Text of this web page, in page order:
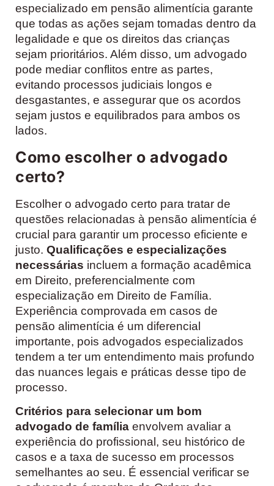
especializado em pensão alimentícia garante
que todas as ações sejam tomadas dentro da
legalidade e que os direitos das crianças
sejam prioritários. Além disso, um advogado
pode mediar conflitos entre as partes,
evitando processos judiciais longos e
desgastantes, e assegurar que os acordos
sejam justos e equilibrados para ambos os
lados.
Como escolher o advogado
certo?
Escolher o advogado certo para tratar de
questões relacionadas à pensão alimentícia é
crucial para garantir um processo eficiente e
justo. Qualificações e especializações
necessárias incluem a formação acadêmica
em Direito, preferencialmente com
especialização em Direito de Família.
Experiência comprovada em casos de
pensão alimentícia é um diferencial
importante, pois advogados especializados
tendem a ter um entendimento mais profundo
das nuances legais e práticas desse tipo de
processo.
Critérios para selecionar um bom
advogado de família envolvem avaliar a
experiência do profissional, seu histórico de
casos e a taxa de sucesso em processos
semelhantes ao seu. É essencial verificar se